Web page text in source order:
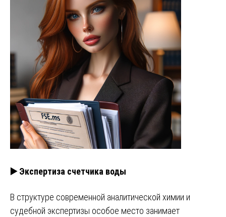
▶️ Экспертиза счетчика воды
В структуре современной аналитической химии и
судебной экспертизы особое место занимает